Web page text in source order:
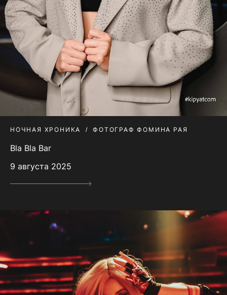
НОЧНАЯ ХРОНИКА ФОТОГРАФ ФОМИНА РАЯ
Bla Bla Bar
9 августа 2025